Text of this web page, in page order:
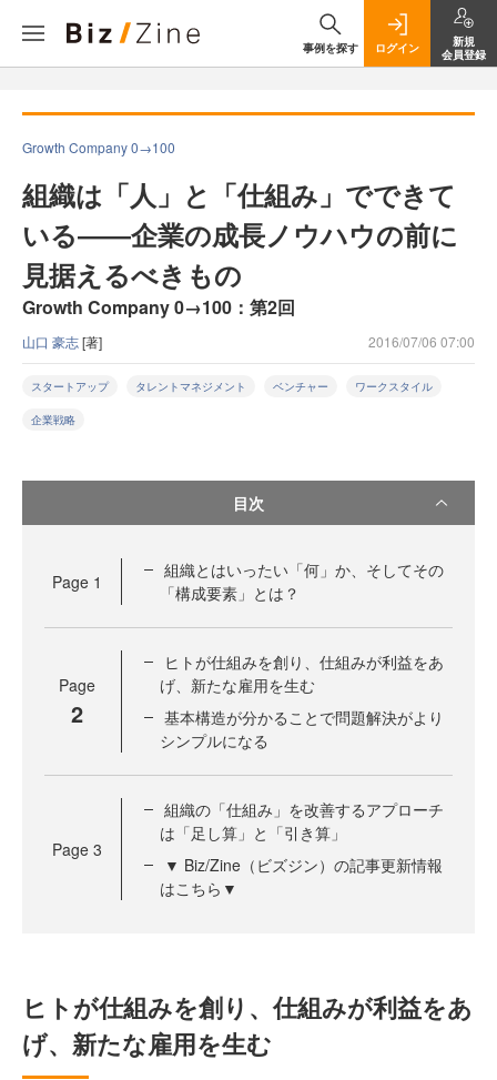
事例を探す ログイン
新規
会員登録
Growth Company 0→100
組織は「人」と「仕組み」でできて
いる――企業の成長ノウハウの前に
見据えるべきもの
Growth Company 0→100：第2回
山口 豪志[著] 2016/07/06 07:00
スタートアップ タレントマネジメント ベンチャー ワークスタイル
企業戦略
目次
Page 1
組織とはいったい「何」か、そしてその
「構成要素」とは？
Page
2
ヒトが仕組みを創り、仕組みが利益をあ
げ、新たな雇用を生む
基本構造が分かることで問題解決がより
シンプルになる
Page 3
組織の「仕組み」を改善するアプローチ
は「足し算」と「引き算」
▼ Biz/Zine（ビズジン）の記事更新情報
はこちら▼
ヒトが仕組みを創り、仕組みが利益をあ
げ、新たな雇用を生む